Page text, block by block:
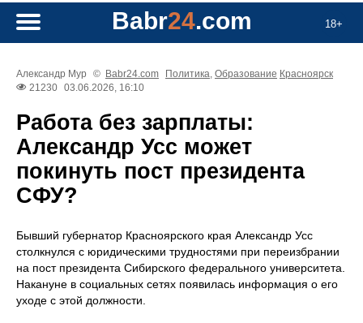
18+
Babr24.com
Александр Мур © Babr24.com Политика, Образование Красноярск
21230 03.06.2026, 16:10
Работа без зарплаты:
Александр Усс может
покинуть пост президента
СФУ?
Бывший губернатор Красноярского края Александр Усс
столкнулся с юридическими трудностями при переизбрании
на пост президента Сибирского федерального университета.
Накануне в социальных сетях появилась информация о его
уходе с этой должности.